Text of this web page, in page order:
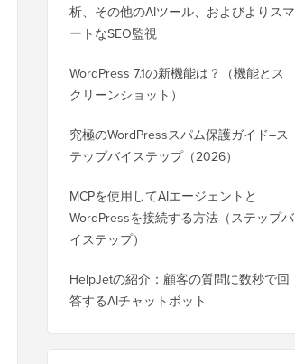
析、その他のAIツール、およびよりスマ
ートなSEO監視
WordPress 7.1の新機能は？（機能とス
クリーンショット）
究極のWordPressスパム保護ガイド–ス
テップバイステップ（2026）
MCPを使用してAIエージェントと
WordPressを接続する方法（ステップバ
イステップ）
HelpJetの紹介：顧客の質問に数秒で回
答するAIチャットボット